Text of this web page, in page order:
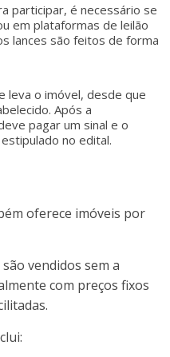
participar, é necessário se
em plataformas de leilão
lances são feitos de forma
leva o imóvel, desde que
Após a
pagar um sinal e o
no edital.
oferece imóveis por
vendidos sem a
com preços fixos